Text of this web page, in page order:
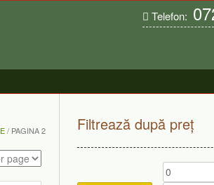
Telefon:
/ PAGINA 2 Filtrează după preț
Preț